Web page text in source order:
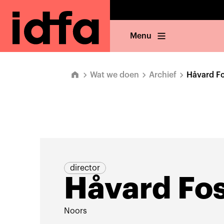
Menu
Wat we doen Archief Håvard
director
Håvard
Noors